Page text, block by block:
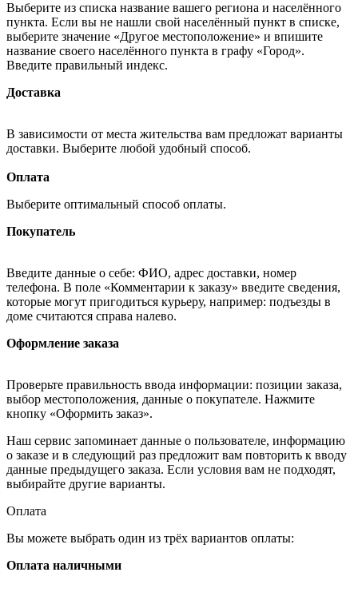
Выберите из списка название вашего региона и населённого
пункта. Если вы не нашли свой населённый пункт в списке,
выберите значение «Другое местоположение» и впишите
название своего населённого пункта в графу «Город».
Введите правильный индекс.
Доставка
В зависимости от места жительства вам предложат варианты
доставки. Выберите любой удобный способ.
Оплата
Выберите оптимальный способ оплаты.
Покупатель
Введите данные о себе: ФИО, адрес доставки, номер
телефона. В поле «Комментарии к заказу» введите сведения,
которые могут пригодиться курьеру, например: подъезды в
доме считаются справа налево.
Оформление заказа
Проверьте правильность ввода информации: позиции заказа,
выбор местоположения, данные о покупателе. Нажмите
кнопку «Оформить заказ».
Наш сервис запоминает данные о пользователе, информацию
о заказе и в следующий раз предложит вам повторить к вводу
данные предыдущего заказа. Если условия вам не подходят,
выбирайте другие варианты.
Оплата
Вы можете выбрать один из трёх вариантов оплаты:
Оплата наличными